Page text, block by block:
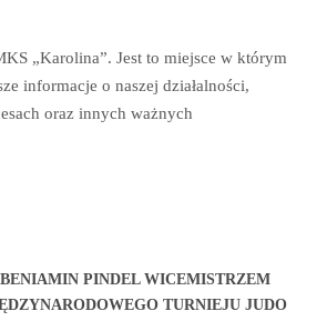
„Karolina”. Jest to miejsce w którym
informacje o naszej działalności,
oraz innych ważnych
BENIAMIN PINDEL WICEMISTRZEM
TURNIEJU JUDO